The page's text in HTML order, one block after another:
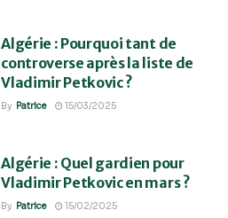
Algérie : Pourquoi tant de
controverse après la liste de
Vladimir Petkovic ?
By Patrice 15/03/2025
Algérie : Quel gardien pour
Vladimir Petkovic en mars ?
By Patrice 15/02/2025